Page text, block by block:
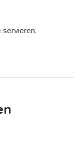
servieren.